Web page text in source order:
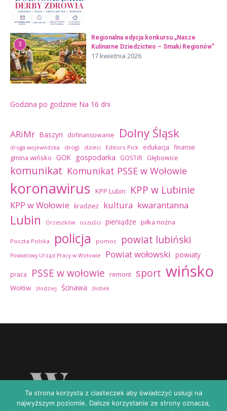
3
Regionalna edycja konkursu „Nasze
Kulinarne Dziedzictwo – Smaki Regionów”
17 kwietnia 2026
Godzina po godzinie Na 16 dni
ARiMr Baszyn dofinansowanie Dolny Śląsk
droga wojewódzka drogi dzieci Editors Pick edukacja finanse
gmina wińsko GOK gospodarka GOSTiR Głębowice
komunikat Komunikat PSSE w Wołowie
koronawirus KPP Lubin KPP w Lubinie
KPP w Wołowie kradzież kultura kwarantanna
Lubin Orzeszków oszuści pieniądze piłka nożna
Poczta Polska policja pomoc powiat lubiński
Powiatowy Urząd Pracy w Wołowie Powiat wołowski powiaty
praca PSSE w wołowie remont sport wińsko
Wołów złodziej Ścinawa żłobek
Ta strona korzysta z ciasteczek aby świadczyć usługi na
najwyższym poziomie. Dalsze korzystanie ze strony oznacza,